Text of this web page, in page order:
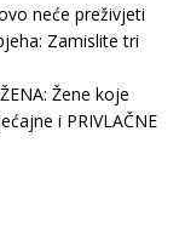
neće preživjeti
Zamislite tri
Žene koje
i PRIVLAČNE